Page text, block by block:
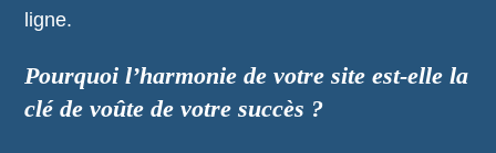
ligne.
Pourquoi l’harmonie de votre site est-elle la
clé de voûte de votre succès ?